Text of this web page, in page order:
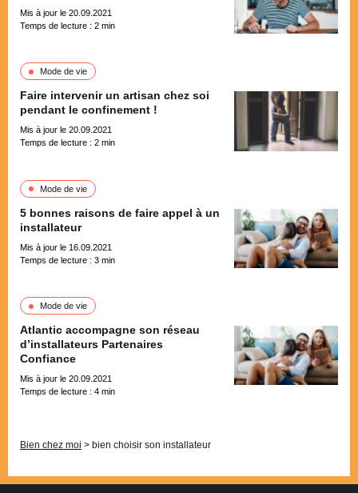
Mis à jour le 20.09.2021
Temps de lecture : 2 min
Mode de vie
Faire intervenir un artisan chez soi
pendant le confinement !
Mis à jour le 20.09.2021
Temps de lecture : 2 min
Mode de vie
5 bonnes raisons de faire appel à un
installateur
Mis à jour le 16.09.2021
Temps de lecture : 3 min
Mode de vie
Atlantic accompagne son réseau
d’installateurs Partenaires
Confiance
Mis à jour le 20.09.2021
Temps de lecture : 4 min
Bien chez moi > bien choisir son installateur